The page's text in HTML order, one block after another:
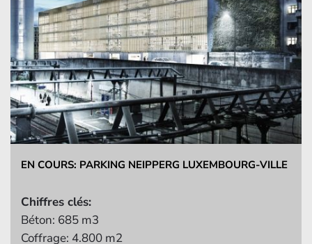
MUR DU BASTION DU ST. ESPRIT LUXEMBOURG
Chiffres clés:
Échaffaudage suspendu: 460 m2